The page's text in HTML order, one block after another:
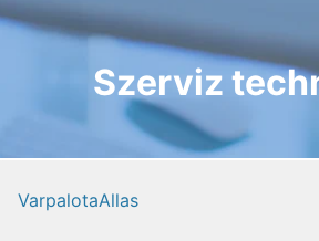
Szerviz
VarpalotaAllas